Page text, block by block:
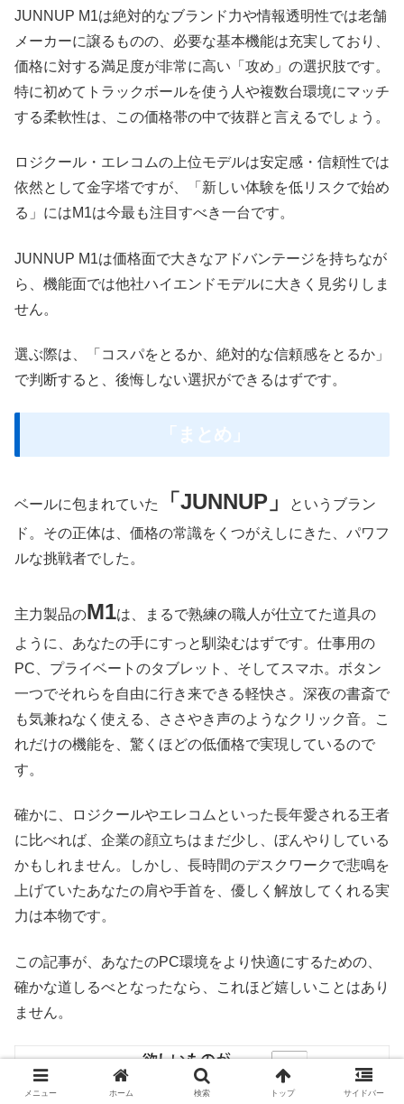
JUNNUP M1は絶対的なブランド力や情報透明性では老舗
メーカーに譲るものの、必要な基本機能は充実しており、
価格に対する満足度が非常に高い「攻め」の選択肢です。
特に初めてトラックボールを使う人や複数台環境にマッチ
する柔軟性は、この価格帯の中で抜群と言えるでしょう。
ロジクール・エレコムの上位モデルは安定感・信頼性では
依然として金字塔ですが、「新しい体験を低リスクで始め
る」にはM1は今最も注目すべき一台です。
JUNNUP M1は価格面で大きなアドバンテージを持ちなが
ら、機能面では他社ハイエンドモデルに大きく見劣りしま
せん。
選ぶ際は、「コスパをとるか、絶対的な信頼感をとるか」
で判断すると、後悔しない選択ができるはずです。
「まとめ」
ベールに包まれていた 「JUNNUP」
というブラン
ド。その正体は、価格の常識をくつがえしにきた、パワフ
ルな挑戦者でした。
主力製品のM1は、まるで熟練の職人が仕立てた道具の
ように、あなたの手にすっと馴染むはずです。仕事用の
PC、プライベートのタブレット、そしてスマホ。ボタン
一つでそれらを自由に行き来できる軽快さ。深夜の書斎で
も気兼ねなく使える、ささやき声のようなクリック音。こ
れだけの機能を、驚くほどの低価格で実現しているので
す。
確かに、ロジクールやエレコムといった長年愛される王者
に比べれば、企業の顔立ちはまだ少し、ぼんやりしている
かもしれません。しかし、長時間のデスクワークで悲鳴を
上げていたあなたの肩や手首を、優しく解放してくれる実
力は本物です。
この記事が、あなたのPC環境をより快適にするための、
確かな道しるべとなったなら、これほど嬉しいことはあり
ません。
メニュー ホーム 検索 トップ サイドバー